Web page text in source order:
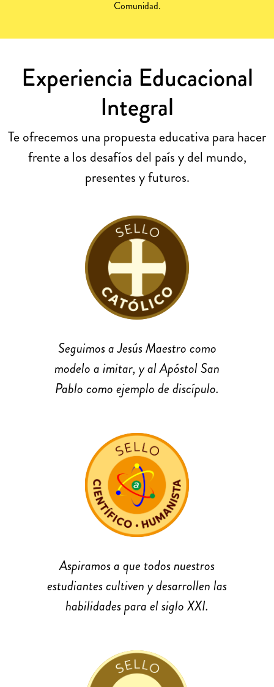
Comunidad.
Experiencia Educacional
Integral
Te ofrecemos una propuesta educativa para hacer
frente a los desafíos del país y del mundo,
presentes y futuros.
Seguimos a Jesús Maestro como
modelo a imitar, y al Apóstol San
Pablo como ejemplo de discípulo.
Aspiramos a que todos nuestros
estudiantes cultiven y desarrollen las
habilidades para el siglo XXI.